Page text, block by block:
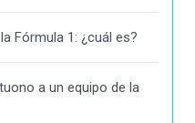
Fórmula 1: ¿cuál es?
a un equipo de la